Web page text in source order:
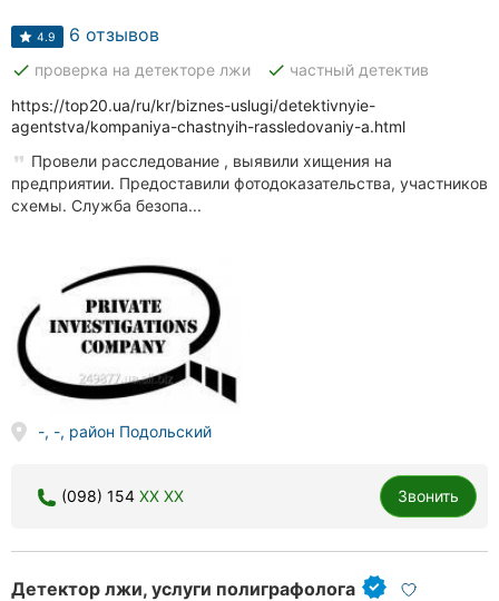
Все
рубрики
города:
Кропивницкий
Винница
Житомир
4.9 6 отзывов
done проверка на детекторе лжи done частный детектив
https://top20.ua/ru/kr/biznes-uslugi/detektivnyie-
agentstva/kompaniya-chastnyih-rassledovaniy-a.html
Провели расследование , выявили хищения на
предприятии. Предоставили фотодоказательства, участников
схемы. Служба безопа...
-, -, район Подольский
(098) 154 XX XX Звонить
Детектор лжи, услуги полиграфолога